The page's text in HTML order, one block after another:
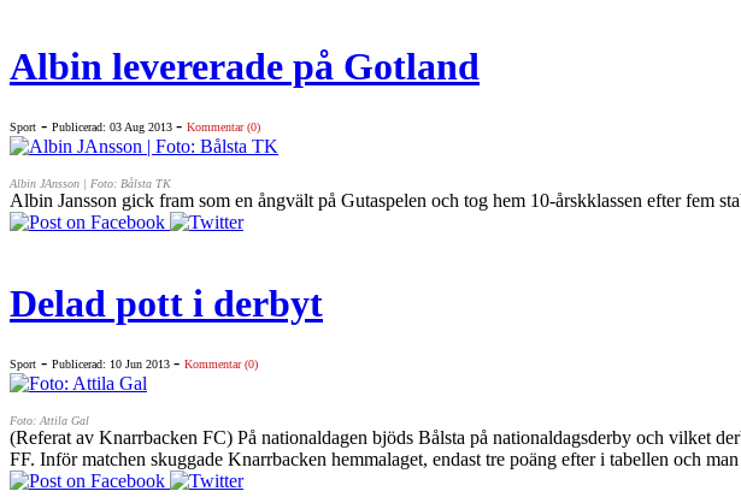
Albin levererade på Gotland
Sport - Publicerad: 03 Aug 2013 - Kommentar (0)
Albin JAnsson | Foto: Bålsta TK
Albin Jansson gick fram som en ångvält på Gutaspelen och tog hem 10-årskklassen efter fem
Delad pott i derbyt
Sport - Publicerad: 10 Jun 2013 - Kommentar (0)
Foto: Attila Gal
(Referat av Knarrbacken FC) På nationaldagen bjöds Bålsta på nationaldagsderby och vilket
FF. Inför matchen skuggade Knarrbacken hemmalaget, endast tre poäng efter i tabellen och